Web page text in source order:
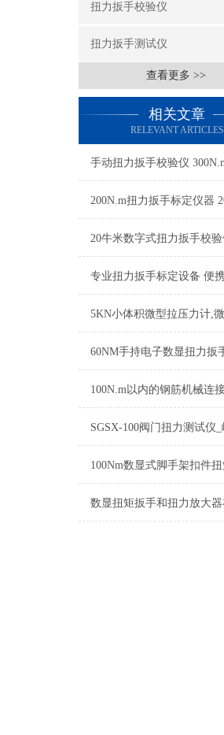
扭力扳手校验仪
扭力扳手测试仪
查看更多 >>
相关文章
RELEVANT ARTICLES